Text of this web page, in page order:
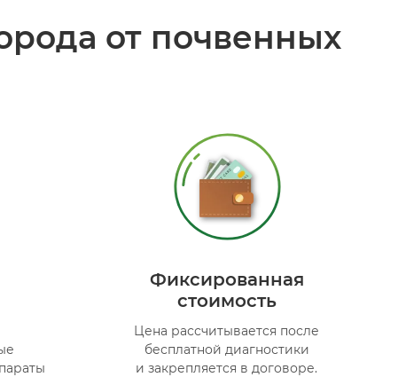
от почвенных
Фиксированная
стоимость
Цена рассчитывается после
бесплатной диагностики
и закрепляется в договоре.